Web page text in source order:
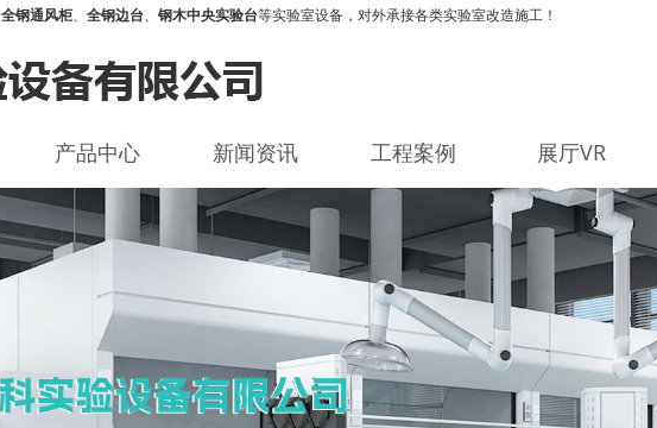
全钢通风柜、 全钢边台、 钢木中央实验台等实验室设备，对外承接各类实验室改造施工！
产品中心 新闻资讯 工程案例 展厅VR